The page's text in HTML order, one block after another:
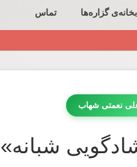
گزاره‌ها تماس
نعمتی شهاب
شبانه»